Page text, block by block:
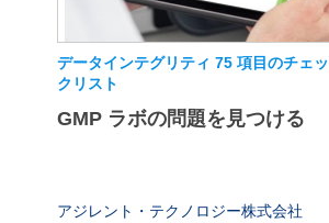
データインテグリティ 75 項目のチェッ
クリスト
GMP ラボの問題を見つける
アジレント・テクノロジー株式会社